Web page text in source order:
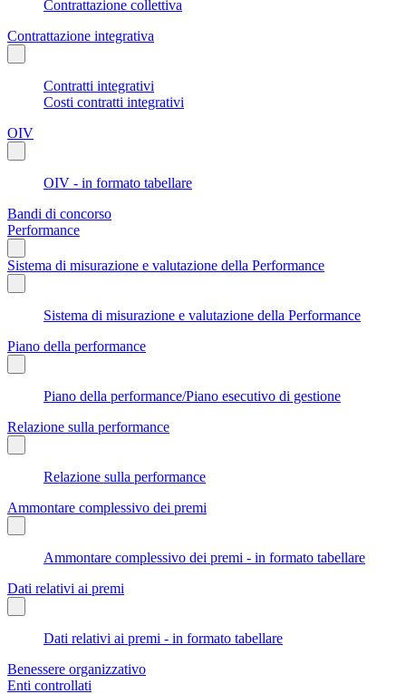
Contrattazione collettiva
Contrattazione integrativa
Contratti integrativi
Costi contratti integrativi
OIV
OIV - in formato tabellare
Bandi di concorso
Performance
Sistema di misurazione e valutazione della Performance
Sistema di misurazione e valutazione della Performance
Piano della performance
Piano della performance/Piano esecutivo di gestione
Relazione sulla performance
Relazione sulla performance
Ammontare complessivo dei premi
Ammontare complessivo dei premi - in formato tabellare
Dati relativi ai premi
Dati relativi ai premi - in formato tabellare
Benessere organizzativo
Enti controllati